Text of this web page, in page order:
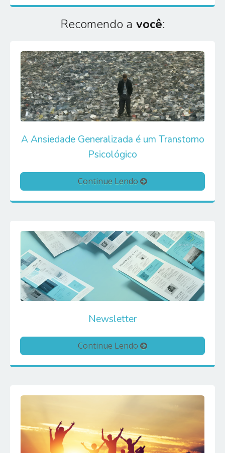
Recomendo a você:
A Ansiedade Generalizada é um Transtorno
Psicológico
Continue Lendo
Newsletter
Continue Lendo